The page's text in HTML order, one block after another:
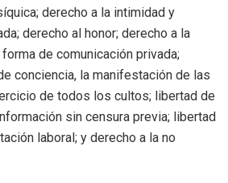
derecho a la intimidad y
derecho al honor; derecho a la
de comunicación privada;
conciencia, la manifestación de las
de todos los cultos; libertad de
sin censura previa; libertad
laboral; y derecho a la no